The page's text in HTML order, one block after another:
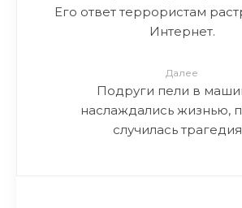
Его ответ террористам
Интернет.
Далее
Подруги пели в
наслаждались жизнью,
случилась